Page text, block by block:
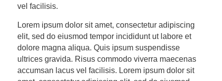
vel facilisis.
Lorem ipsum dolor sit amet, consectetur adipiscing
elit, sed do eiusmod tempor incididunt ut labore et
dolore magna aliqua. Quis ipsum suspendisse
ultrices gravida. Risus commodo viverra maecenas
accumsan lacus vel facilisis. Lorem ipsum dolor sit